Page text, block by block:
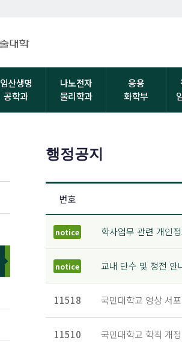
임산생명
공학과
나노전자
물리학과
응용
화학부
행정공지
번호
notice 학사업무 관련 개인
notice 교내 단수 및 정전 안
11518 국민대학교 영상 서
11510 국민대학교 학칙 개